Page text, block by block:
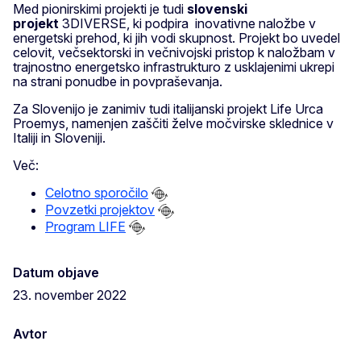
Med pionirskimi projekti je tudi slovenski
projekt 3DIVERSE, ki podpira inovativne naložbe v
energetski prehod, ki jih vodi skupnost. Projekt bo uvedel
celovit, večsektorski in večnivojski pristop k naložbam v
trajnostno energetsko infrastrukturo z usklajenimi ukrepi
na strani ponudbe in povpraševanja.
Za Slovenijo je zanimiv tudi italijanski projekt Life Urca
Proemys, namenjen zaščiti želve močvirske sklednice v
Italiji in Sloveniji.
Več:
Celotno sporočilo
Povzetki projektov
Program LIFE
Datum objave
23. november 2022
Avtor